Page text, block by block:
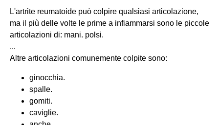
L'artrite reumatoide può colpire qualsiasi articolazione,
ma il più delle volte le prime a infiammarsi sono le piccole
articolazioni di: mani. polsi.
...
Altre articolazioni comunemente colpite sono:
ginocchia.
spalle.
gomiti.
caviglie.